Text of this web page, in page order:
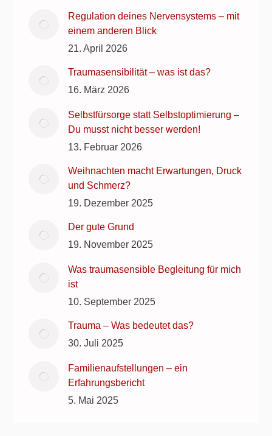
Regulation deines Nervensystems – mit
einem anderen Blick
21. April 2026
Traumasensibilität – was ist das?
16. März 2026
Selbstfürsorge statt Selbstoptimierung –
Du musst nicht besser werden!
13. Februar 2026
Weihnachten macht Erwartungen, Druck
und Schmerz?
19. Dezember 2025
Der gute Grund
19. November 2025
Was traumasensible Begleitung für mich
ist
10. September 2025
Trauma – Was bedeutet das?
30. Juli 2025
Familienaufstellungen – ein
Erfahrungsbericht
5. Mai 2025